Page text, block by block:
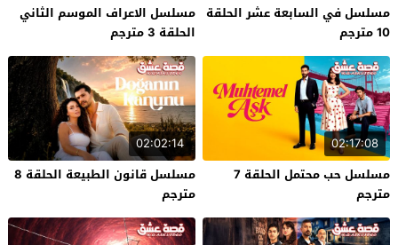
مسلسل في السابعة عشر الحلقة
10 مترجم
مسلسل الاعراف الموسم الثاني
الحلقة 3 مترجم
02:17:08
مسلسل حب محتمل الحلقة 7
مترجم
02:02:14
مسلسل قانون الطبيعة الحلقة 8
مترجم